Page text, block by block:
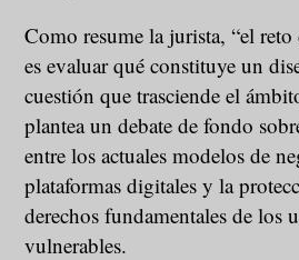
Como resume la jurista, “el reto
es evaluar qué constituye un
cuestión que trasciende el
plantea un debate de fondo
entre los actuales modelos de
plataformas digitales y la
derechos fundamentales de los
vulnerables.